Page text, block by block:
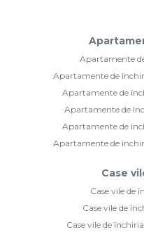
Apartamente
Apartamente de
Apartamente de
Apartamente de
Apartamente de
Apartamente de
Case
Case vile de
Case vile de
Case vile de